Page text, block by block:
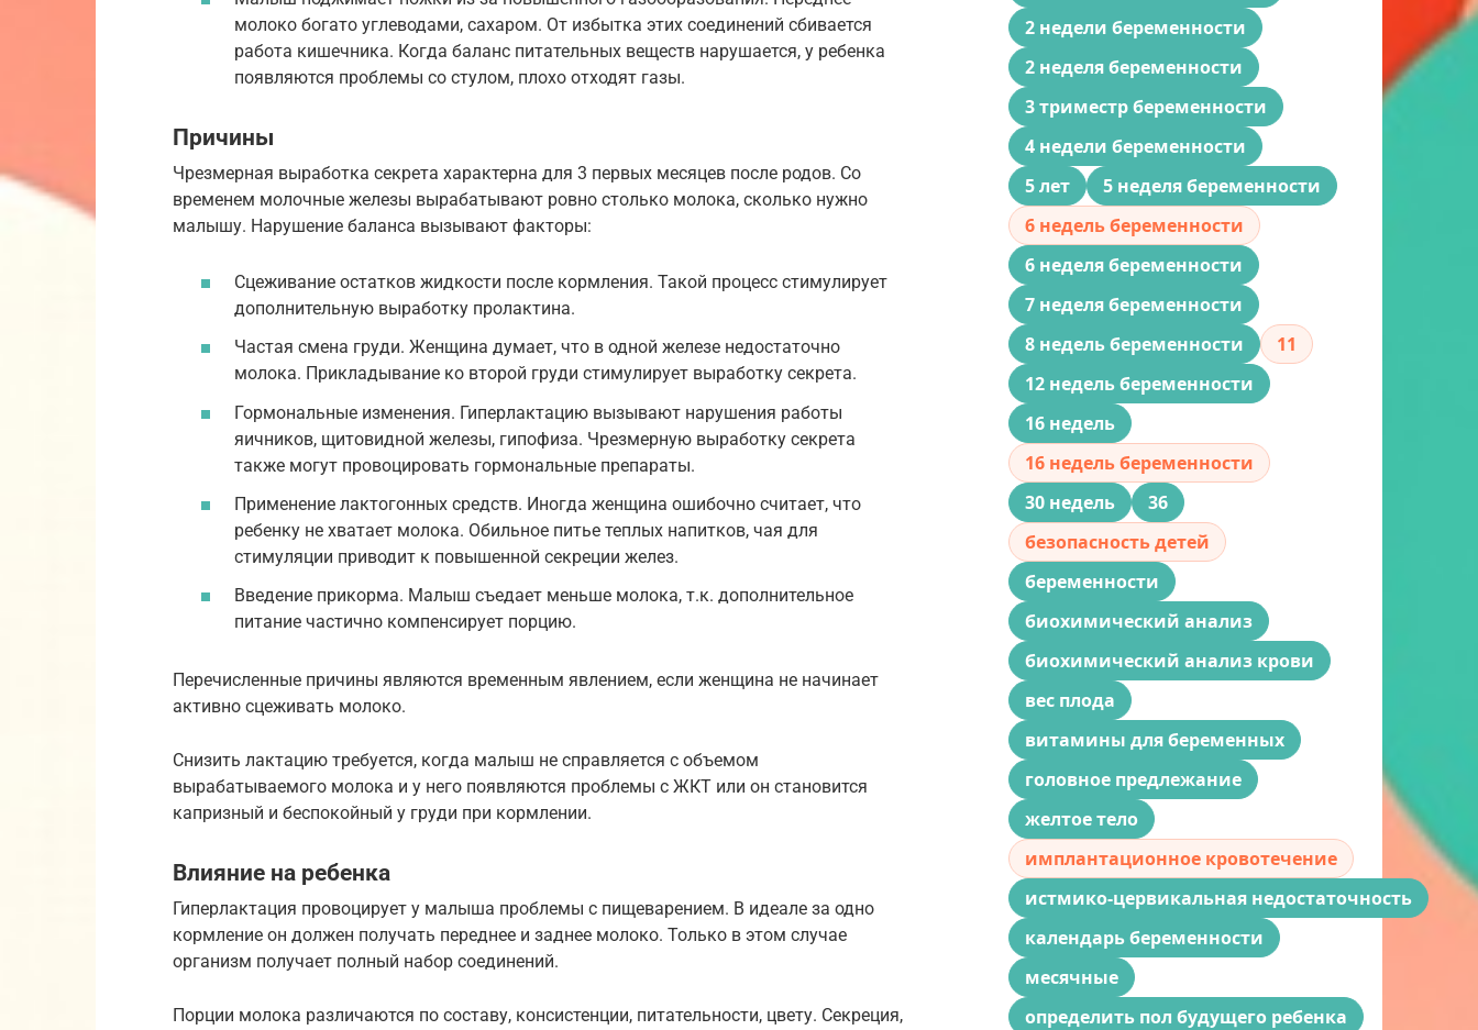
молоко богато углеводами, сахаром. От избытка этих соединений сбивается
работа кишечника. Когда баланс питательных веществ нарушается, у ребенка
появляются проблемы со стулом, плохо отходят газы.
Причины
Чрезмерная выработка секрета характерна для 3 первых месяцев после родов. Со
временем молочные железы вырабатывают ровно столько молока, сколько нужно
малышу. Нарушение баланса вызывают факторы:
Сцеживание остатков жидкости после кормления. Такой процесс стимулирует
дополнительную выработку пролактина.
Частая смена груди. Женщина думает, что в одной железе недостаточно
молока. Прикладывание ко второй груди стимулирует выработку секрета.
Гормональные изменения. Гиперлактацию вызывают нарушения работы
яичников, щитовидной железы, гипофиза. Чрезмерную выработку секрета
также могут провоцировать гормональные препараты.
Применение лактогонных средств. Иногда женщина ошибочно считает, что
ребенку не хватает молока. Обильное питье теплых напитков, чая для
стимуляции приводит к повышенной секреции желез.
Введение прикорма. Малыш съедает меньше молока, т.к. дополнительное
питание частично компенсирует порцию.
Перечисленные причины являются временным явлением, если женщина не начинает
активно сцеживать молоко.
Снизить лактацию требуется, когда малыш не справляется с объемом
вырабатываемого молока и у него появляются проблемы с ЖКТ или он становится
капризный и беспокойный у груди при кормлении.
Влияние на ребенка
Гиперлактация провоцирует у малыша проблемы с пищеварением. В идеале за одно
кормление он должен получать переднее и заднее молоко. Только в этом случае
организм получает полный набор соединений.
Порции молока различаются по составу, консистенции, питательности, цвету. Секреция,
2 недели беременности
2 неделя беременности
3 триместр беременности
4 недели беременности
5 лет
5 неделя беременности
6 недель беременности
6 неделя беременности
7 неделя беременности
8 недель беременности
11
12 недель беременности
16 недель
16 недель беременности
30 недель
36
безопасность детей
беременности
биохимический анализ
биохимический анализ крови
вес плода
витамины для беременных
головное предлежание
желтое тело
имплантационное кровотечение
истмико-цервикальная недостаточность
календарь беременности
месячные
определить пол будущего ребенка